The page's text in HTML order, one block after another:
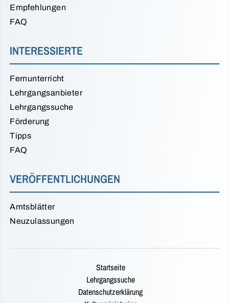
Empfehlungen
FAQ
INTERESSIERTE
Fernunterricht
Lehrgangsanbieter
Lehrgangssuche
Förderung
Tipps
FAQ
VERÖFFENTLICHUNGEN
Amtsblätter
Neuzulassungen
Startseite
Lehrgangssuche
Datenschutzerklärung